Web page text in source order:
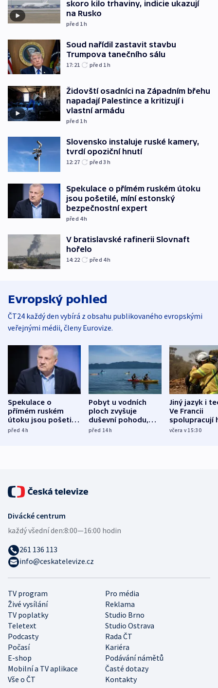
skoro kilo trhaviny, indicie ukazují
na Rusko
před 1h
Soud nařídil zastavit stavbu
Trumpova tanečního sálu
17:21 před 1h
Židovští osadníci na Západním břehu
napadají Palestince a kritizují i
vlastní armádu
před 1h
Slovensko instaluje ruské kamery,
tvrdí opoziční hnutí
12:27 před 3h
Spekulace o přímém ruském útoku
jsou pošetilé, míní estonský
bezpečnostní expert
před 4h
V bratislavské rafinerii Slovnaft
hořelo
14:22 před 4h
Evropský pohled
ČT24 každý den vybírá z obsahu publikovaného evropskými
veřejnými médii, členy Eurovize.
Spekulace o
přímém ruském
útoku jsou pošetilé,
míní estonský
před 4h
Pobyt u vodních
ploch zvyšuje
duševní pohodu,
ukázala
před 14h
Jiný jazyk i
Ve Francii
spolupracují
různých zemí
včera v 15:30
TV program
Pro média
Živé vysílání
Reklama
TV poplatky
Studio Brno
Teletext
Studio Ostrava
Podcasty
Rada ČT
Počasí
Kariéra
E-shop
Podávání námětů
Mobilní a TV aplikace
Časté dotazy
Vše o ČT
Kontakty
Divácké centrum
každý všední den:8:00—16:00 hodin
261 136 113
info@ceskatelevize.cz